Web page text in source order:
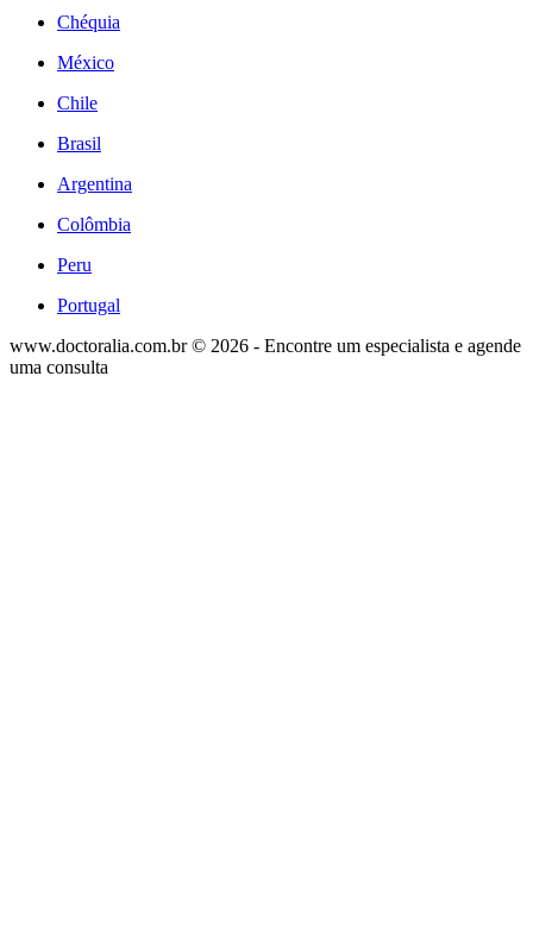
Chéquia
México
Chile
Brasil
Argentina
Colômbia
Peru
Portugal
www.doctoralia.com.br © 2026 - Encontre um especialista e agende
uma consulta